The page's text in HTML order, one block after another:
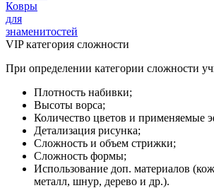
Ковры
для
знаменитостей
VIP категория сложности
При определении категории сложности
Плотность набивки;
Высоты ворса;
Количество цветов и применяемые
Детализация рисунка;
Сложность и объем стрижки;
Сложность формы;
Использование доп. материалов
металл, шнур, дерево и др.).